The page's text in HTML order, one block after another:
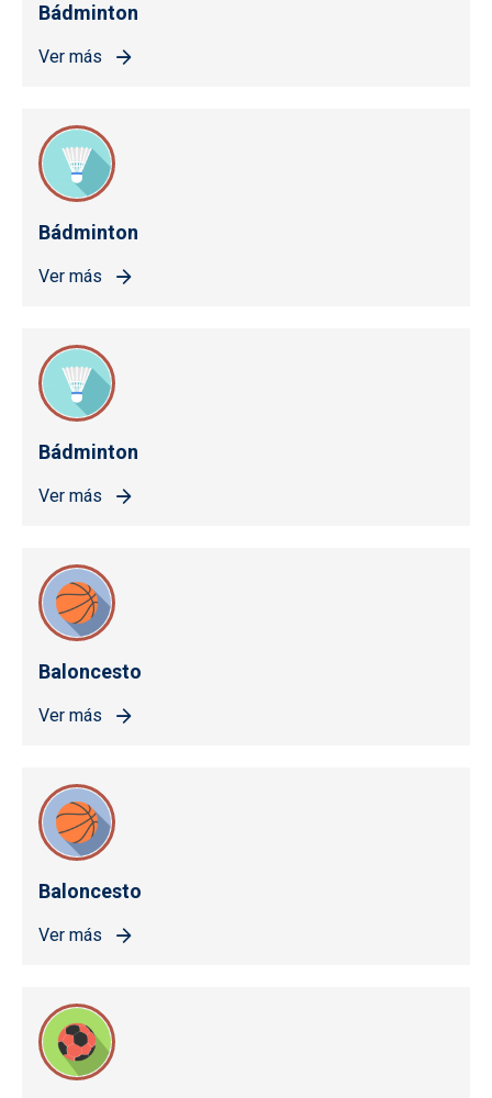
Bádminton
Ver más
Bádminton
Ver más
Bádminton
Ver más
Baloncesto
Ver más
Baloncesto
Ver más